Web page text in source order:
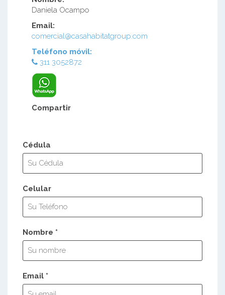
Daniela Ocampo
Email:
comercial@casahabitatgroup.com
Teléfono móvil:
311 3052872
Compartir
Cédula
Celular
Nombre *
Email *